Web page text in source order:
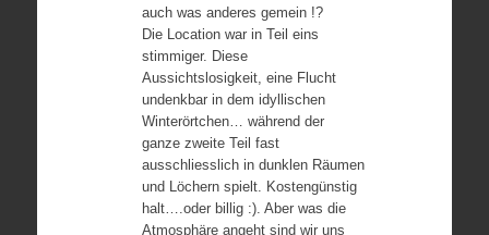
auch was anderes gemein !?
Die Location war in Teil eins
stimmiger. Diese
Aussichtslosigkeit, eine Flucht
undenkbar in dem idyllischen
Winterörtchen… während der
ganze zweite Teil fast
ausschliesslich in dunklen Räumen
und Löchern spielt. Kostengünstig
halt….oder billig :). Aber was die
Atmosphäre angeht sind wir uns